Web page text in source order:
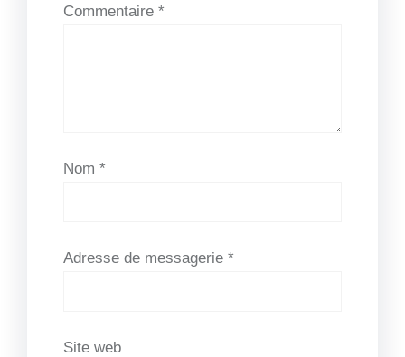
Commentaire *
Nom *
Adresse de messagerie *
Site web